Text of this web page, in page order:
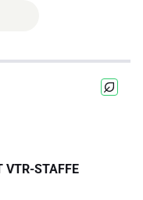
VTR-STAFFE